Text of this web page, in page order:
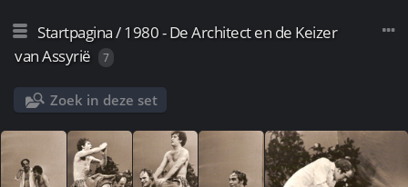
Startpagina/1980 - De Architect en de Keizer
van Assyrië
7
Zoek in deze set